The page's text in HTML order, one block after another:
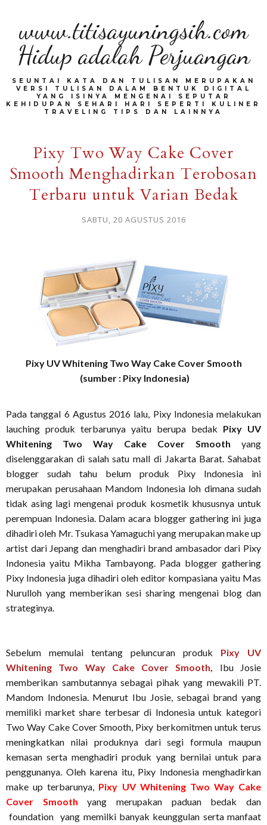
www.titisayuningsih.com
Hidup adalah Perjuangan
SEUNTAI KATA DAN TULISAN MERUPAKAN
VERSI TULISAN DALAM BENTUK DIGITAL
YANG ISINYA MENGENAI SEPUTAR
KEHIDUPAN SEHARI HARI SEPERTI KULINER
TRAVELING TIPS DAN LAINNYA
Pixy Two Way Cake Cover
Smooth Menghadirkan Terobosan
Terbaru untuk Varian Bedak
SABTU, 20 AGUSTUS 2016
Pixy UV Whitening Two Way Cake Cover Smooth
(sumber : Pixy Indonesia)
Pada tanggal 6 Agustus 2016 lalu, Pixy Indonesia melakukan
lauching produk terbarunya yaitu berupa bedak Pixy UV
Whitening Two Way Cake Cover Smooth yang
diselenggarakan di salah satu mall di Jakarta Barat. Sahabat
blogger sudah tahu belum produk Pixy Indonesia ini
merupakan perusahaan Mandom Indonesia loh dimana sudah
tidak asing lagi mengenai produk kosmetik khususnya untuk
perempuan Indonesia. Dalam acara blogger gathering ini juga
dihadiri oleh Mr. Tsukasa Yamaguchi yang merupakan make up
artist dari Jepang dan menghadiri brand ambasador dari Pixy
Indonesia yaitu Mikha Tambayong. Pada blogger gathering
Pixy Indonesia juga dihadiri oleh editor kompasiana yaitu Mas
Nurulloh yang memberikan sesi sharing mengenai blog dan
strateginya.
Sebelum memulai tentang peluncuran produk Pixy UV
Whitening Two Way Cake Cover Smooth, Ibu Josie
memberikan sambutannya sebagai pihak yang mewakili PT.
Mandom Indonesia. Menurut Ibu Josie, sebagai brand yang
memiliki market share terbesar di Indonesia untuk kategori
Two Way Cake Cover Smooth, Pixy berkomitmen untuk terus
meningkatkan nilai produknya dari segi formula maupun
kemasan serta menghadiri produk yang bernilai untuk para
penggunanya. Oleh karena itu, Pixy Indonesia menghadirkan
make up terbarunya, Pixy UV Whitening Two Way Cake
Cover Smoothyang merupakan paduan bedak dan
foundation yang memilki banyak keunggulan serta manfaat